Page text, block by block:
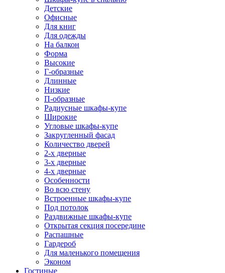
Детские
Офисные
Для книг
Для одежды
На балкон
Форма
Высокие
Г-образные
Длинные
Низкие
П-образные
Радиусные шкафы-купе
Широкие
Угловые шкафы-купе
Закругленный фасад
Количество дверей
2-х дверные
3-х дверные
4-х дверные
Особенности
Во всю стену
Встроенные шкафы-купе
Под потолок
Раздвижные шкафы-купе
Открытая секция посередине
Распашные
Гардероб
Для маленького помещения
Эконом
Гостиные